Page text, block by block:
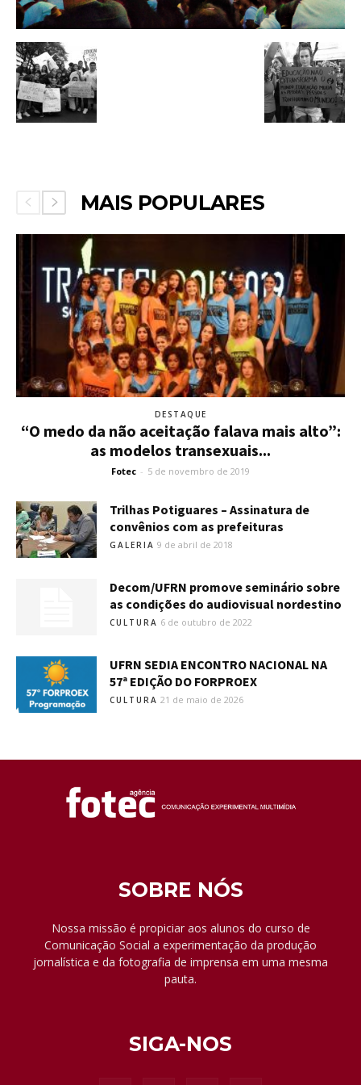
MAIS POPULARES
DESTAQUE
“O medo da não aceitação falava mais alto”:
as modelos transexuais...
Fotec - 5 de novembro de 2019
Trilhas Potiguares – Assinatura de
convênios com as prefeituras
GALERIA 9 de abril de 2018
Decom/UFRN promove seminário sobre
as condições do audiovisual nordestino
CULTURA 6 de outubro de 2022
UFRN SEDIA ENCONTRO NACIONAL NA
57ª EDIÇÃO DO FORPROEX
CULTURA 21 de maio de 2026
SOBRE NÓS
Nossa missão é propiciar aos alunos do curso de
Comunicação Social a experimentação da produção
jornalística e da fotografia de imprensa em uma mesma
pauta.
SIGA-NOS